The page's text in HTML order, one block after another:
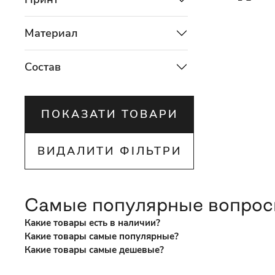
Материал
Состав
ПОКАЗАТИ ТОВАРИ
ВИДАЛИТИ ФІЛЬТРИ
Самые популярные
Какие товары есть в наличии?
Какие товары самые популярные?
Какие товары самые дешевые?